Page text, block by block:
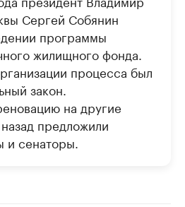
Сергей Собянин
программы
жилищного фонда.
процесса был
закон.
на другие
предложили
и сенаторы.